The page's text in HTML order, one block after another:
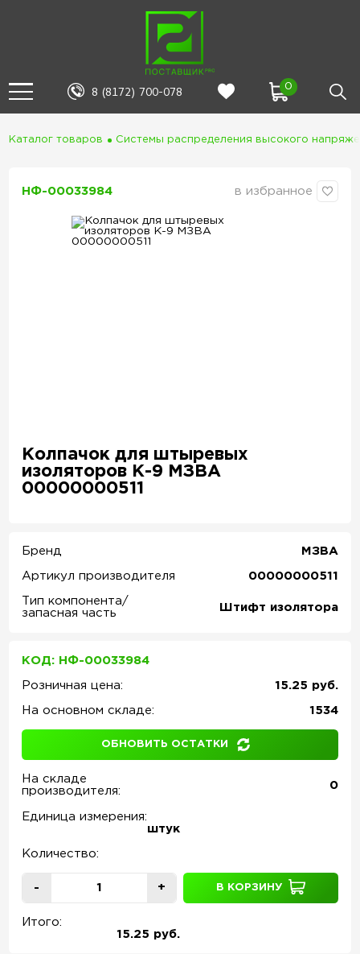
8 (8172) 700-078 0
Каталог товаров Системы распределения высокого
НФ-00033984 в избранное
Колпачок для штыревых
изоляторов К-9 МЗВА
00000000511
Бренд МЗВА
Артикул производителя 00000000511
Тип компонента/
запасная часть
Штифт изолятора
КОД: НФ-00033984
Розничная цена: 15.25 руб.
На основном складе: 1534
ОБНОВИТЬ ОСТАТКИ
На складе
производителя:
0
Единица измерения:
штук
Количество:
- + В КОРЗИНУ
Итого:
15.25 руб.